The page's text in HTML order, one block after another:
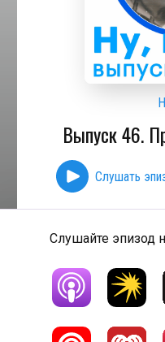
Выпуск 46.
Слушать
Слушайте эпизод